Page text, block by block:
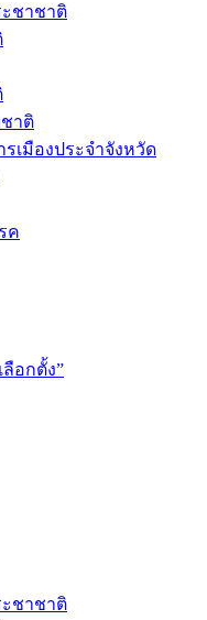
ชาชาติ
าติ
เมืองประจำจังหวัด
ค
อกตั้ง”
ชาชาติ